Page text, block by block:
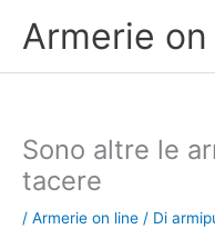
Armerie
Sono altre le
tacere
/ Armerie on line / Di